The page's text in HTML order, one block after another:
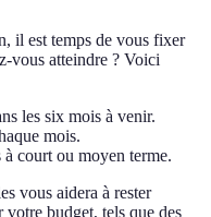
il est temps de vous fixer
vous atteindre ? Voici
les six mois à venir.
mois.
court ou moyen terme.
vous aidera à rester
budget, tels que des